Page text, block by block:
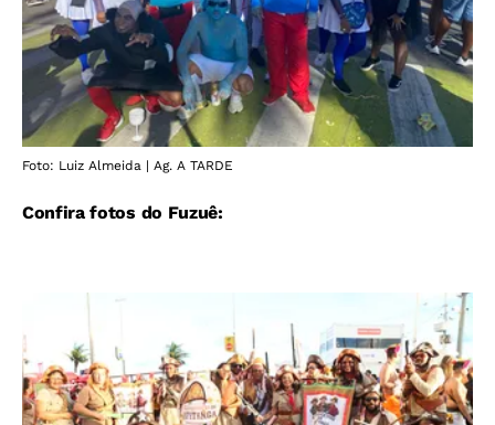
Foto: Luiz Almeida | Ag. A TARDE
Confira fotos do Fuzuê: